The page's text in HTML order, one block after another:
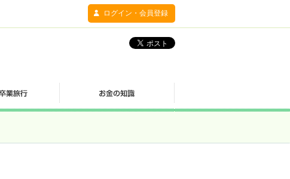
ログイン・会員登録